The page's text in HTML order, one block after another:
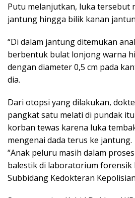
Putu melanjutkan, luka tersebut
jantung hingga bilik kanan
“Di dalam jantung ditemukan
berbentuk bulat lonjong warna
dengan diameter 0,5 cm pada
dia.
Dari otopsi yang dilakukan,
pangkat satu melati di pundak
korban tewas karena luka
mengenai dada terus ke jantung.
“Anak peluru masih dalam
balestik di laboratorium forensik
Subbidang Kedokteran